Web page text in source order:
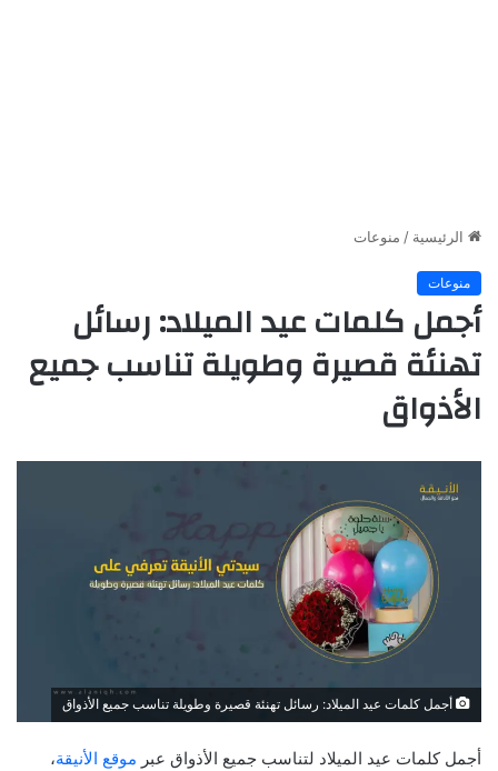
الرئيسية / منوعات
منوعات
أجمل كلمات عيد الميلاد: رسائل
تهنئة قصيرة وطويلة تناسب جميع
الأذواق
أجمل كلمات عيد الميلاد: رسائل تهنئة قصيرة وطويلة تناسب جميع الأذواق
أجمل كلمات عيد الميلاد لتناسب جميع الأذواق عبر موقع الأنيقة،